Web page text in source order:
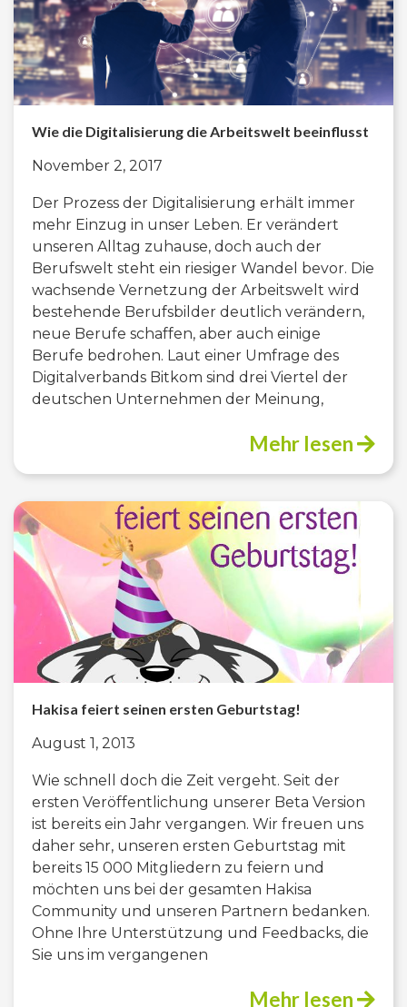
Wie die Digitalisierung die Arbeitswelt beeinflusst
November 2, 2017
Der Prozess der Digitalisierung erhält immer
mehr Einzug in unser Leben. Er verändert
unseren Alltag zuhause, doch auch der
Berufswelt steht ein riesiger Wandel bevor. Die
wachsende Vernetzung der Arbeitswelt wird
bestehende Berufsbilder deutlich verändern,
neue Berufe schaffen, aber auch einige
Berufe bedrohen. Laut einer Umfrage des
Digitalverbands Bitkom sind drei Viertel der
deutschen Unternehmen der Meinung,
Mehr lesen
Hakisa feiert seinen ersten Geburtstag!
August 1, 2013
Wie schnell doch die Zeit vergeht. Seit der
ersten Veröffentlichung unserer Beta Version
ist bereits ein Jahr vergangen. Wir freuen uns
daher sehr, unseren ersten Geburtstag mit
bereits 15 000 Mitgliedern zu feiern und
möchten uns bei der gesamten Hakisa
Community und unseren Partnern bedanken.
Ohne Ihre Unterstützung und Feedbacks, die
Sie uns im vergangenen
Mehr lesen